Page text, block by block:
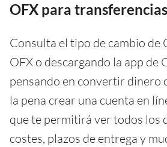
OFX para
Consulta el tipo de cambio de
OFX o descargando la app de
pensando en convertir dinero
la pena crear una cuenta en
que te permitirá ver todos los
costes, plazos de entrega y